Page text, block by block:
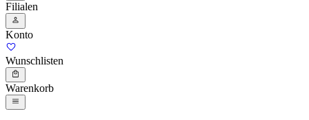
Filialen
Konto
Wunschlisten
Warenkorb